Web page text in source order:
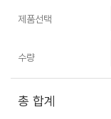
제품선택
수량
총 합계